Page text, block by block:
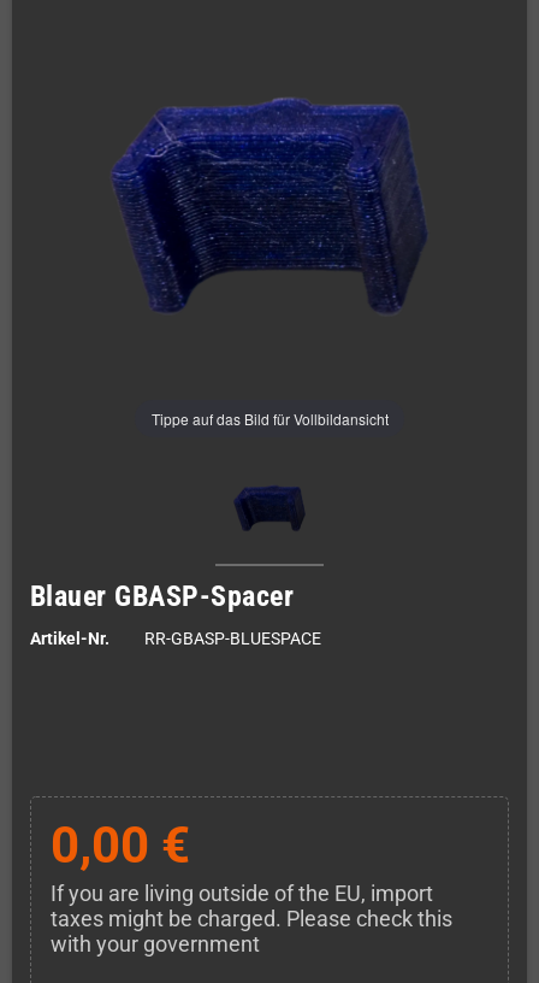
Tippe auf das Bild für Vollbildansicht
Blauer GBASP-Spacer
Artikel-Nr. RR-GBASP-BLUESPACE
0,00 €
If you are living outside of the EU, import
taxes might be charged. Please check this
with your government